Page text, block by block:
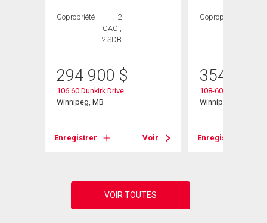
Copropriété
2
CAC ,
2 SDB
294 900 $
106 60 Dunkirk Drive
Winnipeg, MB
Enregistrer Voir
Copropriété
354 900
108-60 Dunkirk Dr
Winnipeg, MB
Enregistrer